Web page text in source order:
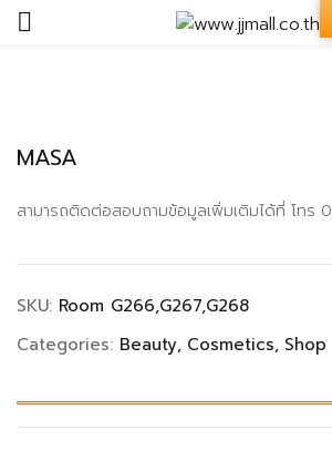
MASA
สามารถติดต่อสอบถามข้อมูลเพิ่มเติมได้ที่ โทร
SKU: Room G266,G267,G268
Categories: Beauty Cosmetics Shop
Remember me
CREATE AN